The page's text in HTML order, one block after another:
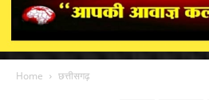
Home छत्तीसगढ़